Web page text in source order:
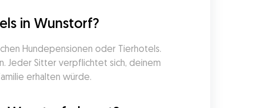
in Wunstorf?
Hundepensionen oder Tierhotels.
Jeder Sitter verpflichtet sich, deinem
erhalten würde.